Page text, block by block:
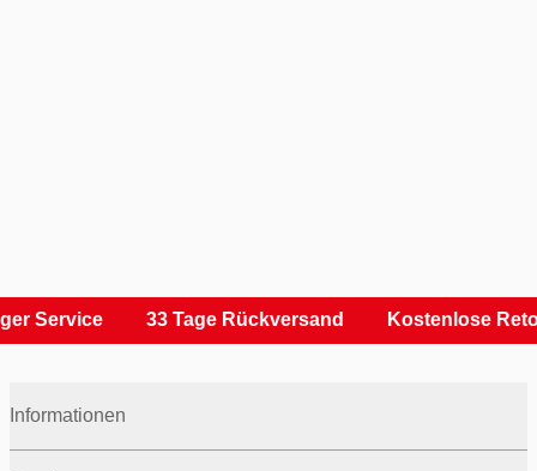
Service 33 Tage Rückversand Kostenlose
Informationen